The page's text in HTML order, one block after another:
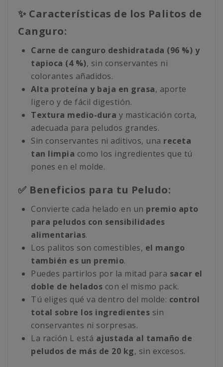
✨ Características de los Palitos de
Canguro:
Carne de canguro deshidratada (96 %) y
tapioca (4 %), sin conservantes ni
colorantes añadidos.
Alta proteína y baja en grasa, aporte
ligero y de fácil digestión.
Textura medio-dura y masticación corta,
adecuada para peludos grandes.
Sin conservantes ni aditivos, una receta
tan limpia como los ingredientes que tú
pones en el molde.
✅ Beneficios para tu Peludo:
Convierte cada helado en un premio apto
para peludos con sensibilidades
alimentarias.
Los palitos son comestibles, el mango
también es un premio.
Puedes partirlos por la mitad para sacar el
doble de helados con el mismo pack.
Tú eliges qué va dentro del molde: control
total sobre los ingredientes sin
conservantes ni sorpresas.
La ración L está ajustada al tamaño de
peludos de más de 20 kg, sin excesos.